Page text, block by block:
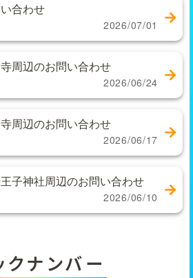
合わせ
2026/07/01
周辺のお問い合わせ
2026/06/24
周辺のお問い合わせ
2026/06/17
子神社周辺のお問い合わせ
2026/06/10
クナンバー